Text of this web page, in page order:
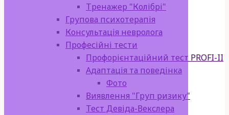
Тренажер "Колібрі"
Групова психотерапія
Консультація невролога
Професійні тести
Профорієнтаційний тест PROFI-II
Адаптація та поведінка
Фото
Виявлення "Груп ризику"
Тест Девіда-Векслера